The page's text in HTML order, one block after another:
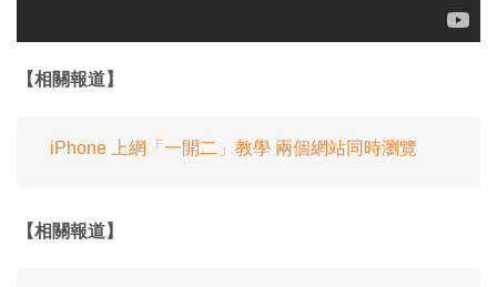
【相關報道】
iPhone 上網「一開二」教學 兩個網站同時瀏覽
【相關報道】